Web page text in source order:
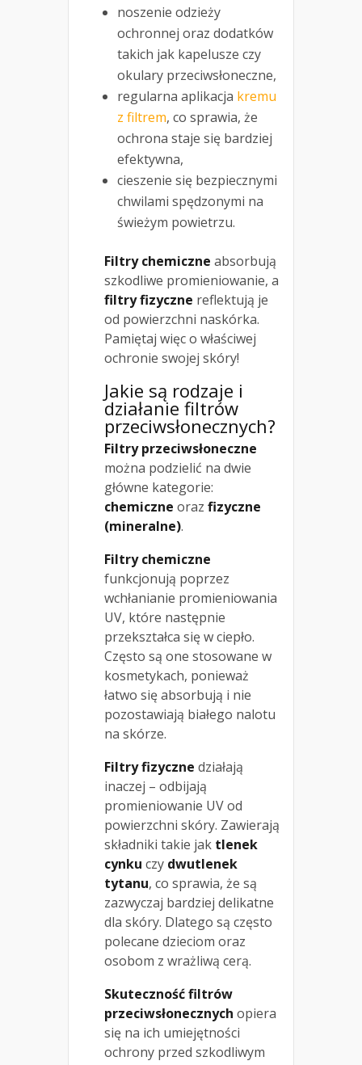
noszenie odzieży
ochronnej oraz dodatków
takich jak kapelusze czy
okulary przeciwsłoneczne,
regularna aplikacja kremu
z filtrem, co sprawia, że
ochrona staje się bardziej
efektywna,
cieszenie się bezpiecznymi
chwilami spędzonymi na
świeżym powietrzu.
Filtry chemiczne absorbują
szkodliwe promieniowanie, a
filtry fizyczne reflektują je
od powierzchni naskórka.
Pamiętaj więc o właściwej
ochronie swojej skóry!
Jakie są rodzaje i
działanie filtrów
przeciwsłonecznych?
Filtry przeciwsłoneczne
można podzielić na dwie
główne kategorie:
chemiczne oraz fizyczne
(mineralne).
Filtry chemiczne
funkcjonują poprzez
wchłanianie promieniowania
UV, które następnie
przekształca się w ciepło.
Często są one stosowane w
kosmetykach, ponieważ
łatwo się absorbują i nie
pozostawiają białego nalotu
na skórze.
Filtry fizyczne działają
inaczej – odbijają
promieniowanie UV od
powierzchni skóry. Zawierają
składniki takie jak tlenek
cynku czy dwutlenek
tytanu, co sprawia, że są
zazwyczaj bardziej delikatne
dla skóry. Dlatego są często
polecane dzieciom oraz
osobom z wrażliwą cerą.
Skuteczność filtrów
przeciwsłonecznych opiera
się na ich umiejętności
ochrony przed szkodliwym